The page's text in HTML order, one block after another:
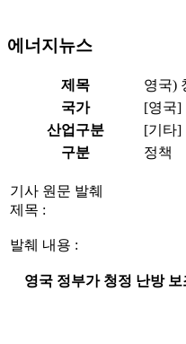
에너지뉴스
제목
영국)
국가
[영국]
산업구분
[기타]
구분
정책
기사 원문 발췌
제목 :
발췌 내용 :
영국 정부가 청정 난방